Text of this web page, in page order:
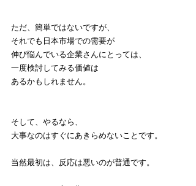
ただ、簡単ではないですが、
それでも日本市場での需要が
伸び悩んでいる企業さんにとっては、
一度検討してみる価値は
あるかもしれません。
そして、やるなら、
大事なのはすぐにあきらめないことです。
当然最初は、反応は悪いのが普通です。